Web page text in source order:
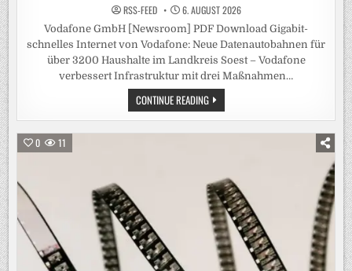
RSS-FEED 6. AUGUST 2026
Vodafone GmbH [Newsroom] PDF Download Gigabit-
schnelles Internet von Vodafone: Neue Datenautobahnen für
über 3200 Haushalte im Landkreis Soest – Vodafone
verbessert Infrastruktur mit drei Maßnahmen…
CONTINUE READINGGIGABIT-
SCHNELLES
INTERNET
ÜBER
3200
HAUSHALTE
IM
LANDKREIS
SOEST
0 11